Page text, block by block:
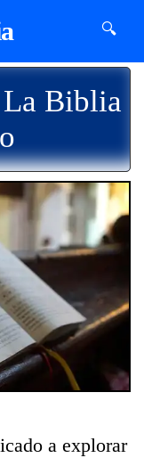
🔍
Biblia
a explorar